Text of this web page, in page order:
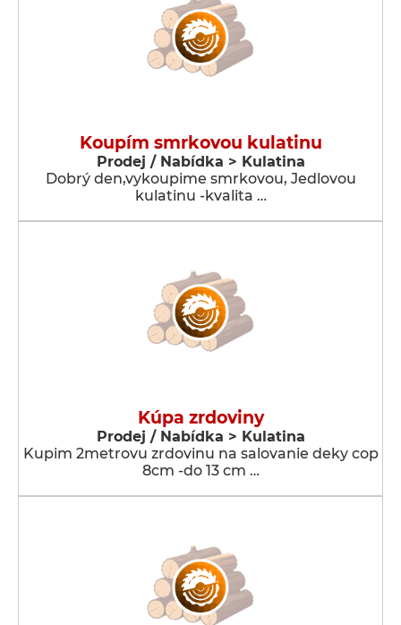
Koupím smrkovou kulatinu
Prodej / Nabídka > Kulatina
Dobrý den,vykoupime smrkovou, Jedlovou
kulatinu -kvalita …
Kúpa zrdoviny
Prodej / Nabídka > Kulatina
Kupim 2metrovu zrdovinu na salovanie deky cop
8cm -do 13 cm …